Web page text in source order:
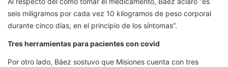
seis miligramos por cada vez 10 kilogramos de peso corporal
durante cinco días, en el principio de los síntomas”.
Tres herramientas para pacientes con covid
Por otro lado, Báez sostuvo que Misiones cuenta con tres